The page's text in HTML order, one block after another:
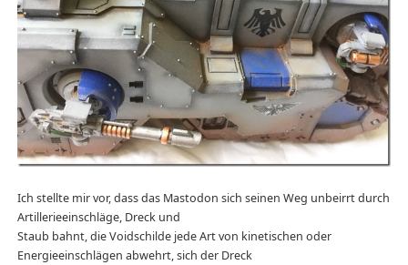
Ich stellte mir vor, dass das Mastodon sich seinen Weg unbeirrt durch
Artillerieeinschläge, Dreck und
Staub bahnt, die Voidschilde jede Art von kinetischen oder
Energieeinschlägen abwehrt, sich der Dreck